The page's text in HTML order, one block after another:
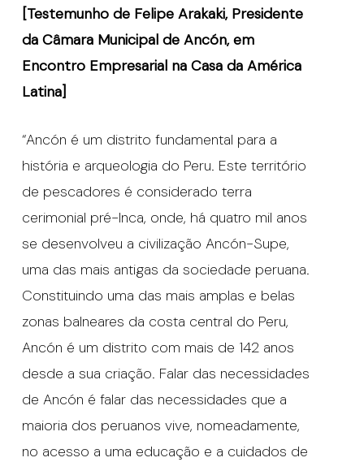
[Testemunho de Felipe Arakaki, Presidente
da Câmara Municipal de Ancón, em
Encontro Empresarial na Casa da América
Latina]
“Ancón é um distrito fundamental para a
história e arqueologia do Peru. Este território
de pescadores é considerado terra
cerimonial pré-Inca, onde, há quatro mil anos
se desenvolveu a civilização Ancón-Supe,
uma das mais antigas da sociedade peruana.
Constituindo uma das mais amplas e belas
zonas balneares da costa central do Peru,
Ancón é um distrito com mais de 142 anos
desde a sua criação. Falar das necessidades
de Ancón é falar das necessidades que a
maioria dos peruanos vive, nomeadamente,
no acesso a uma educação e a cuidados de